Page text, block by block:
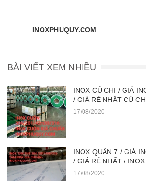
INOXPHUQUY.COM
BÀI VIẾT XEM NHIỀU
INOX CỦ CHI / GIÁ
/ GIÁ RẺ NHẤT CỦ
17/08/2020
INOX QUẬN 7 / GIÁ
/ GIÁ RẺ NHẤT /
17/08/2020